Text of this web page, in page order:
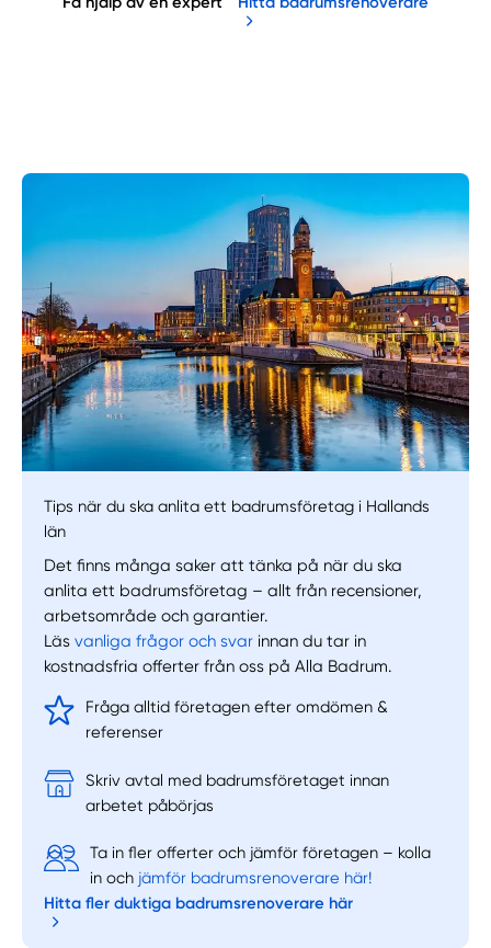
Få hjälp
Välj tillvägagångssätt
Tips när du ska anlita ett badrumsföretag i Hallands
län
Det finns många saker att tänka på när du ska
anlita ett badrumsföretag – allt från recensioner,
arbetsområde och garantier.
Läsvanliga frågor och svar innan du tar in
kostnadsfria offerter från oss på Alla Badrum.
Fråga alltid företagen efter omdömen &
referenser
Skriv avtal med badrumsföretaget innan
arbetet påbörjas
Ta in fler offerter och jämför företagen – kolla
in och jämför badrumsrenoverare här!
Hitta fler duktiga badrumsrenoverare här